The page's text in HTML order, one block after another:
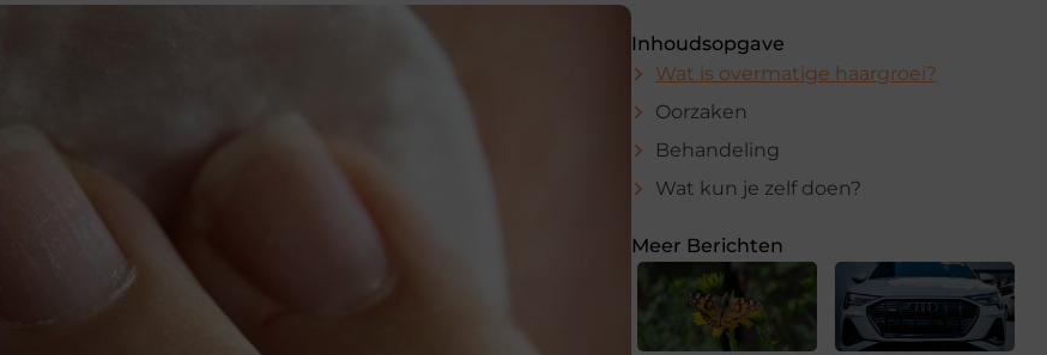
Inhoudsopgave
Wat is overmatige haargroei?
Oorzaken
Behandeling
Wat kun je zelf doen?
Meer Berichten